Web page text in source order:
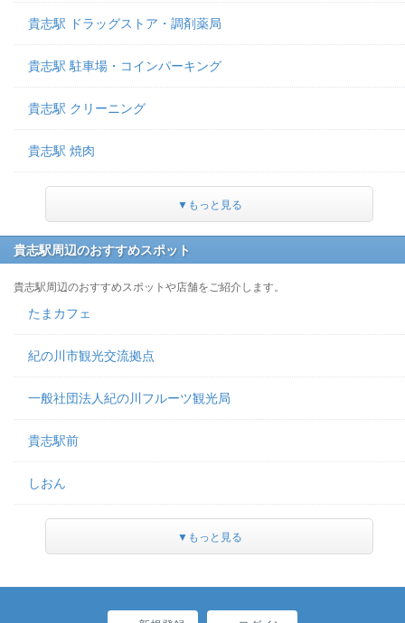
貴志駅 ドラッグストア・調剤薬局
貴志駅 駐車場・コインパーキング
貴志駅 クリーニング
貴志駅 焼肉
▼もっと見る
貴志駅周辺のおすすめスポット
貴志駅周辺のおすすめスポットや店舗をご紹介します。
たまカフェ
紀の川市観光交流拠点
一般社団法人紀の川フルーツ観光局
貴志駅前
しおん
▼もっと見る